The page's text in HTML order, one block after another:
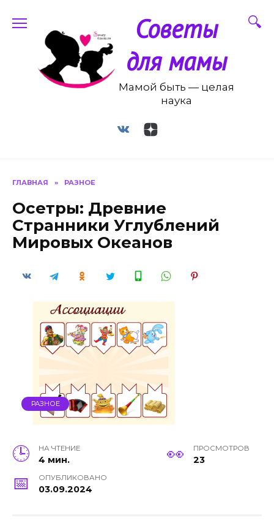
содержанию
Советы
для мамы
Мамой быть — целая
наука
ГЛАВНАЯ » РАЗНОЕ
Осетры: Древние
Странники Углублений
Мировых Океанов
РАЗНОЕ
НА ЧТЕНИЕ
4 мин.
ПРОСМОТРОВ
23
ОПУБЛИКОВАНО
03.09.2024